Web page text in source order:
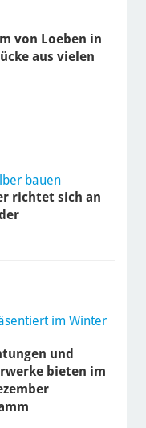
von Loeben in
aus vielen
bauen
richtet sich an
im Winter
und
bieten im